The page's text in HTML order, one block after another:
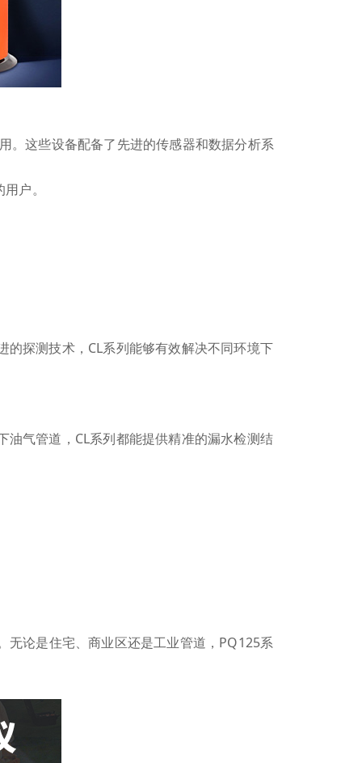
。这些设备配备了先进的传感器和数据分析系
户。
探测技术，CL系列能够有效解决不同环境下
气管道，CL系列都能提供精准的漏水检测结
无论是住宅、商业区还是工业管道，PQ125系